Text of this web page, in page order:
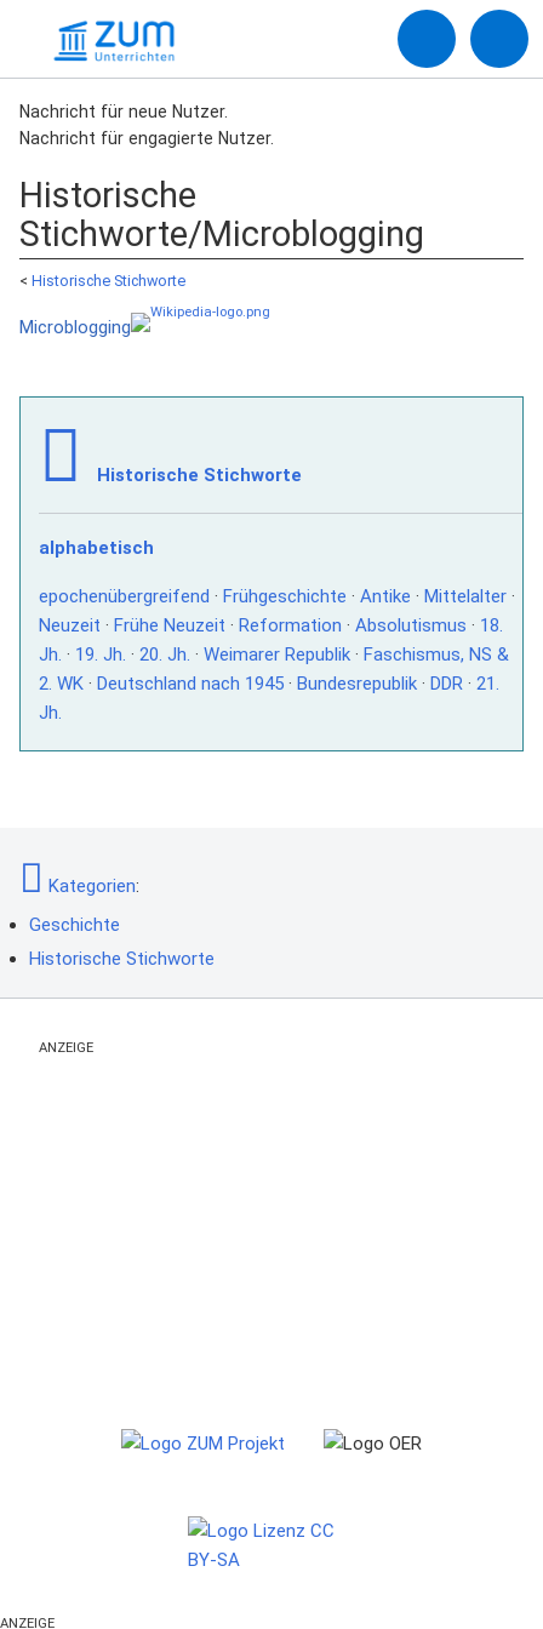
Nachricht für neue Nutzer.
Nachricht für engagierte Nutzer.
Historische
Stichworte/Microblogging
< Historische Stichworte
Microblogging
Historische Stichworte
alphabetisch
epochenübergreifend · Frühgeschichte · Antike · Mittelalter ·
Neuzeit · Frühe Neuzeit · Reformation · Absolutismus · 18.
Jh. · 19. Jh. · 20. Jh. · Weimarer Republik · Faschismus, NS &
2. WK · Deutschland nach 1945 · Bundesrepublik · DDR · 21.
Jh.
Kategorien:
Geschichte
Historische Stichworte
ANZEIGE
ANZEIGE